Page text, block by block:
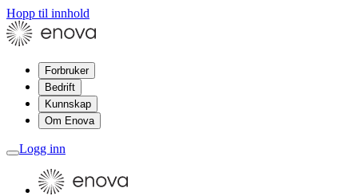
Hopp til innhold
Forbruker
Bedrift
Kunnskap
Om Enova
Logg inn